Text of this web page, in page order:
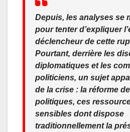
Depuis, les analyses se
pour tenter d’expliquer
déclencheur de cette
Pourtant, derrière les
diplomatiques et les
politiciens, un sujet
de la crise : la réforme
politiques, ces
sensibles dont dispose
traditionnellement la